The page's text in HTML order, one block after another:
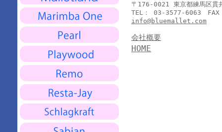
〒176-0021 東京都練馬区貫
TEL： 03-3577-6063
info@bluemallet.com
会社概要
HOME